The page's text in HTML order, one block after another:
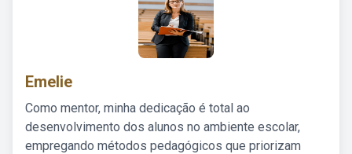
Emelie
Como mentor, minha dedicação é total ao
desenvolvimento dos alunos no ambiente escolar,
empregando métodos pedagógicos que priorizam